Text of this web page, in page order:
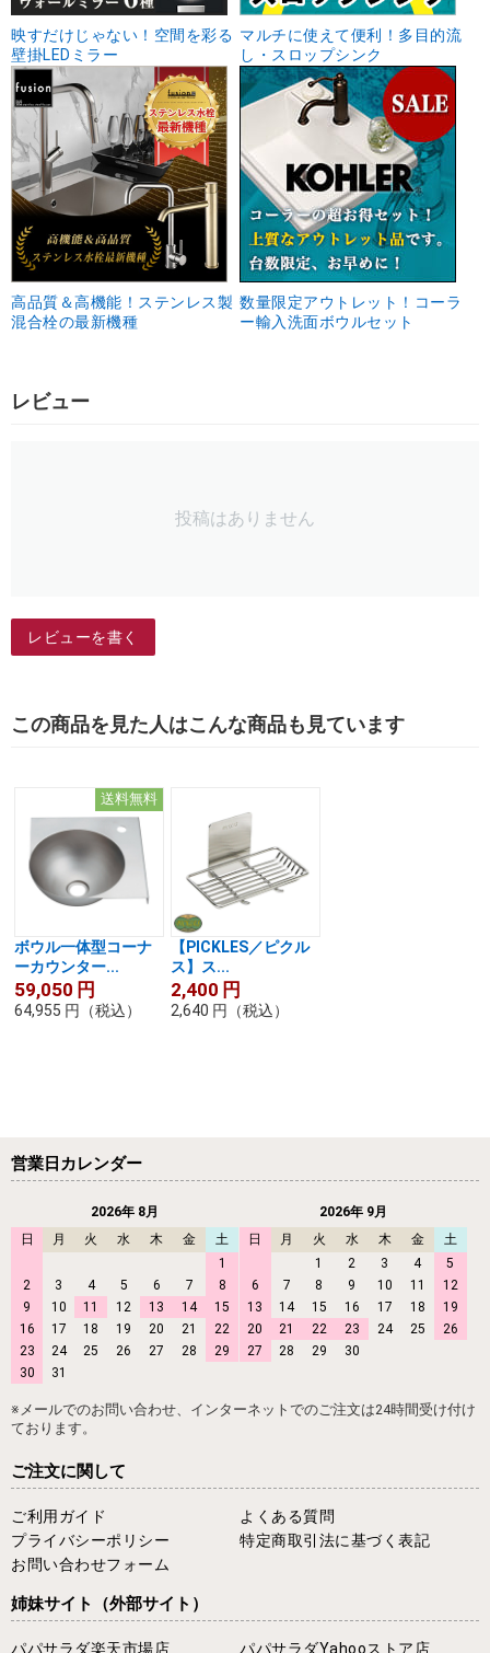
映すだけじゃない！空間を彩る
壁掛LEDミラー
マルチに使えて便利！多目的流
し・スロップシンク
高品質＆高機能！ステンレス製
混合栓の最新機種
数量限定アウトレット！コーラ
ー輸入洗面ボウルセット
レビュー
投稿はありません
レビューを書く
この商品を見た人はこんな商品も見ています
送料無料
ボウル一体型コーナ
ーカウンター...
59,050 円
64,955 円 （税込）
【PICKLES／ピクル
ス】ス...
2,400 円
2,640 円 （税込）
営業日カレンダー
2026年 8月
日
月 火 水 木 金
土
1
2
3 4 5 6 7
8
9
10 11 12 13 14
15
16
17 18 19 20 21
22
23
24 25 26 27 28
29
30
31
2026年 9月
日
月 火 水 木 金
土
1
2 3 4
5
6
7 8 9 10 11
12
13
14 15 16 17 18
19
20
21 22 23 24 25
26
27
28 29 30
※メールでのお問い合わせ、インターネットでのご注文は24時間受け付け
ております。
ご注文に関して
ご利用ガイド
よくある質問
プライバシーポリシー
特定商取引法に基づく表記
お問い合わせフォーム
姉妹サイト （外部サイト）
パパサラダ楽天市場店 パパサラダYahooストア店